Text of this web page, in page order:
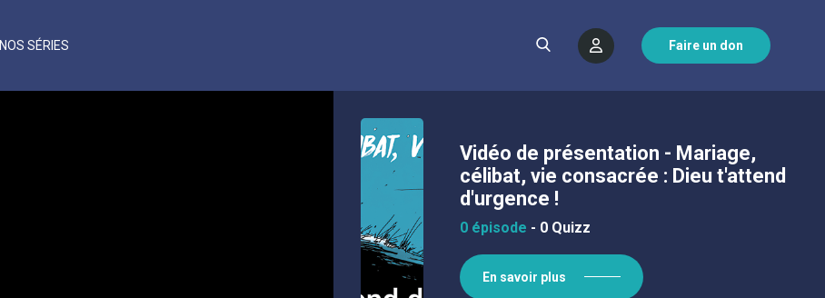
NOS SÉRIES Faire un don
Vidéo de présentation - Mariage,
célibat, vie consacrée : Dieu t'attend
d'urgence !
0 épisode - 0 Quizz
En savoir plus